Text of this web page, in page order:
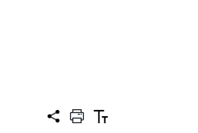
공
프
텍